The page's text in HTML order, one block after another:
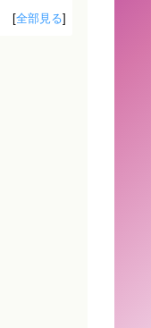
[全部見る]